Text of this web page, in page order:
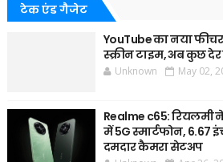
टेक एंड गैजेट
YouTube का नया
स्क्रीन टाइम, अब कुछ देर
Unknown May 02,
Realme c65: रियलमी
में 5G स्मार्टफोन, 6.67
दमदार कैमरा सेटअप